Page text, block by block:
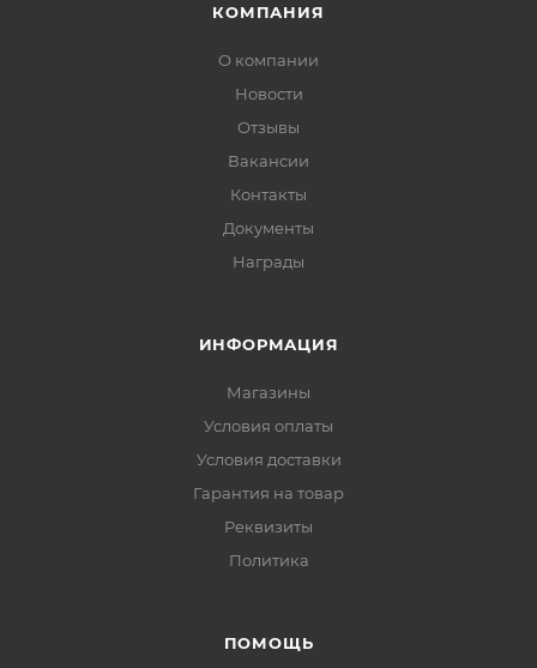
КОМПАНИЯ
О компании
Новости
Отзывы
Вакансии
Контакты
Документы
Награды
ИНФОРМАЦИЯ
Магазины
Условия оплаты
Условия доставки
Гарантия на товар
Реквизиты
Политика
ПОМОЩЬ